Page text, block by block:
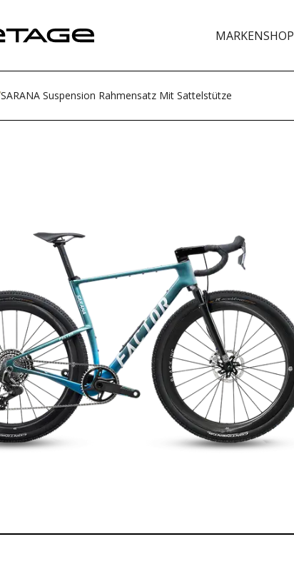
MARKENSHOP
SARANA Suspension Rahmensatz Mit Sattelstütze